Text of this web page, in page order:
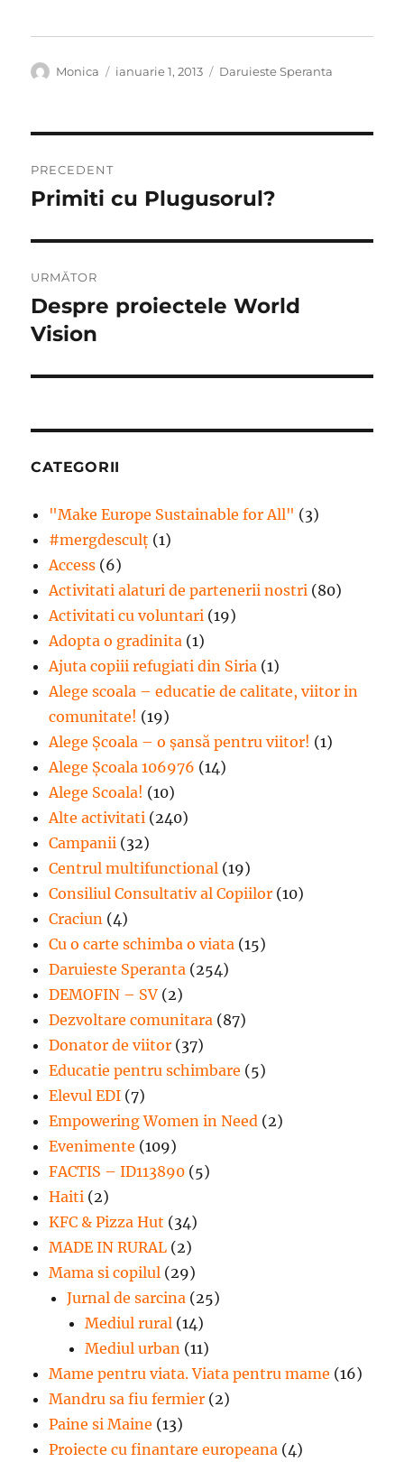
Autor
Monica
Publicat
ianuarie 1, 2013 Categorii
Daruieste Speranta
în
PRECEDENT
Articolul
Primiti cu Plugusorul?
URMĂTOR
Articolul
următor:
Despre proiectele World
Vision
CATEGORII
"Make Europe Sustainable for All" (3)
#mergdesculţ (1)
Access (6)
Activitati alaturi de partenerii nostri (80)
Activitati cu voluntari (19)
Adopta o gradinita (1)
Ajuta copiii refugiati din Siria (1)
Alege scoala – educatie de calitate, viitor in
comunitate! (19)
Alege Şcoala – o şansă pentru viitor! (1)
Alege Școala 106976 (14)
Alege Scoala! (10)
Alte activitati (240)
Campanii (32)
Centrul multifunctional (19)
Consiliul Consultativ al Copiilor (10)
Craciun (4)
Cu o carte schimba o viata (15)
Daruieste Speranta (254)
DEMOFIN – SV (2)
Dezvoltare comunitara (87)
Donator de viitor (37)
Educatie pentru schimbare (5)
Elevul EDI (7)
Empowering Women in Need (2)
Evenimente (109)
FACTIS – ID113890 (5)
Haiti (2)
KFC & Pizza Hut (34)
MADE IN RURAL (2)
Mama si copilul (29)
Jurnal de sarcina (25)
Mediul rural (14)
Mediul urban (11)
Mame pentru viata. Viata pentru mame (16)
Mandru sa fiu fermier (2)
Paine si Maine (13)
Proiecte cu finantare europeana (4)